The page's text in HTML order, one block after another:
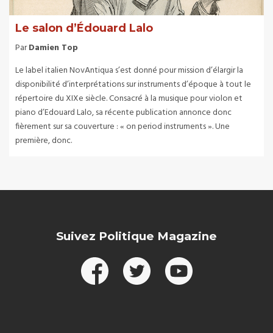
Le salon d’Édouard Lalo
ParDamien Top
Le label italien NovAntiqua s’est donné pour mission d’élargir la
disponibilité d’interprétations sur instruments d’époque à tout le
répertoire du XIXe siècle. Consacré à la musique pour violon et
piano d’Edouard Lalo, sa récente publication annonce donc
fièrement sur sa couverture : « on period instruments ». Une
première, donc.
Suivez Politique Magazine